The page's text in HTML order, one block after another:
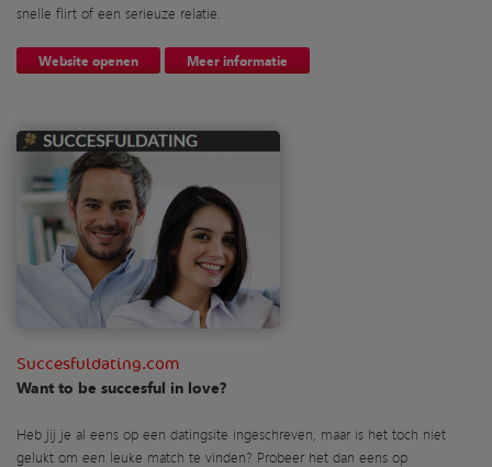
snelle flirt of een serieuze relatie.
Website openen Meer informatie
Succesfuldating.com
Want to be succesful in love?
Heb jij je al eens op een datingsite ingeschreven, maar is het toch niet
gelukt om een leuke match te vinden? Probeer het dan eens op